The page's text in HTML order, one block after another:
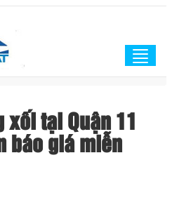
xối tại Quận 11
báo giá miễn